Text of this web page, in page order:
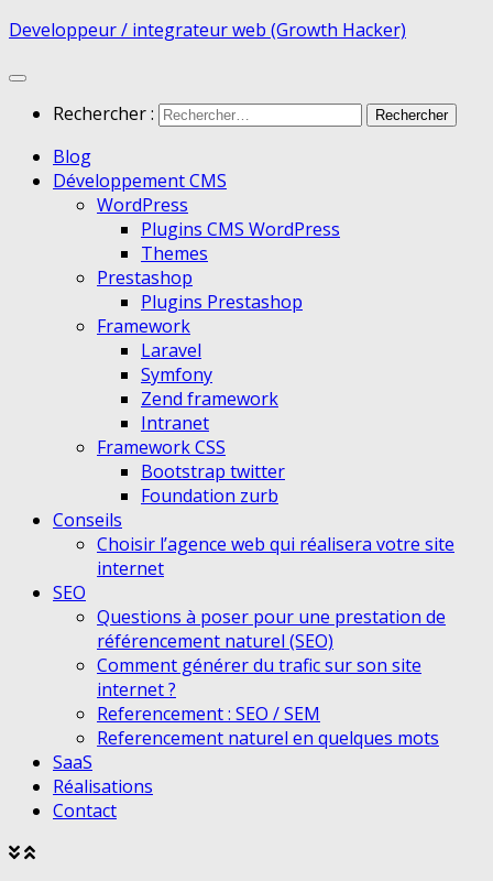
Developpeur / integrateur web (Growth Hacker)
Rechercher :
Blog
Développement CMS
WordPress
Plugins CMS WordPress
Themes
Prestashop
Plugins Prestashop
Framework
Laravel
Symfony
Zend framework
Intranet
Framework CSS
Bootstrap twitter
Foundation zurb
Conseils
Choisir l’agence web qui réalisera votre site
internet
SEO
Questions à poser pour une prestation de
référencement naturel (SEO)
Comment générer du trafic sur son site
internet ?
Referencement : SEO / SEM
Referencement naturel en quelques mots
SaaS
Réalisations
Contact
Agrandir
Réduire